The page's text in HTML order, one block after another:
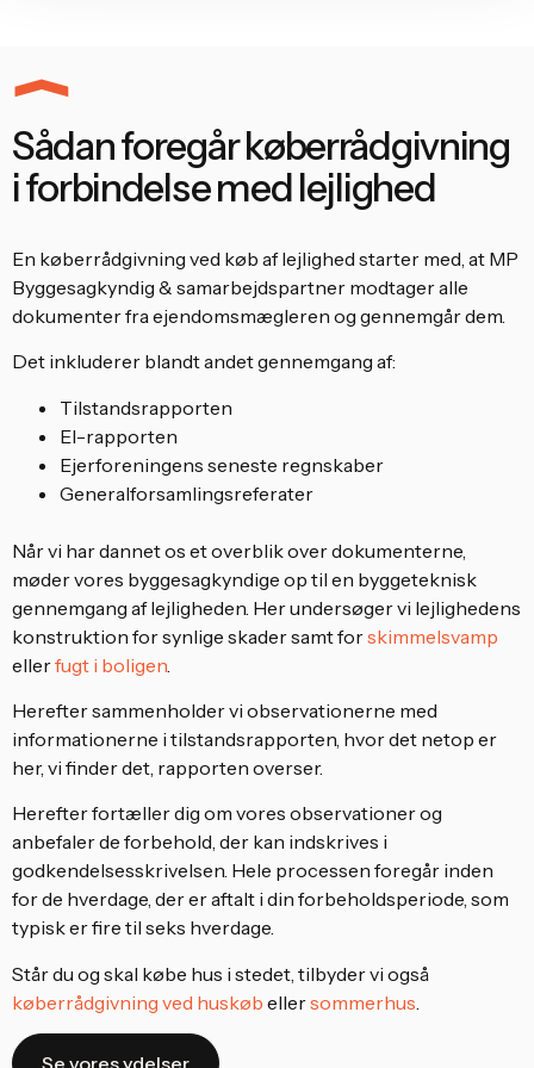
Sådan foregår køberrådgivning
i forbindelse med lejlighed
En køberrådgivning ved køb af lejlighed starter med, at MP
Byggesagkyndig & samarbejdspartner modtager alle
dokumenter fra ejendomsmægleren og gennemgår dem.
Det inkluderer blandt andet gennemgang af:
Tilstandsrapporten
El-rapporten
Ejerforeningens seneste regnskaber
Generalforsamlingsreferater
Når vi har dannet os et overblik over dokumenterne,
møder vores byggesagkyndige op til en byggeteknisk
gennemgang af lejligheden. Her undersøger vi lejlighedens
konstruktion for synlige skader samt forskimmelsvamp
ellerfugt i boligen
Herefter sammenholder vi observationerne med
informationerne i tilstandsrapporten, hvor det netop er
her, vi finder det, rapporten overser.
Herefter fortæller dig om vores observationer og
anbefaler de forbehold, der kan indskrives i
godkendelsesskrivelsen. Hele processen foregår inden
for de hverdage, der er aftalt i din forbeholdsperiode, som
typisk er fire til seks hverdage.
Står du og skal købe hus i stedet, tilbyder vi også
køberrådgivning ved huskøb ellersommerhus